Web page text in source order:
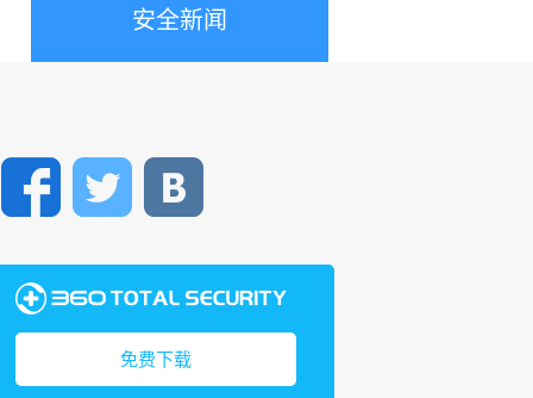
安全新闻
FacebookTwitter
免费下载